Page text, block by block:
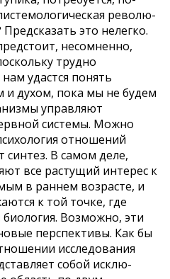
револю­
это нелегко.
несомненно,
трудно
удастся понять
духом, пока мы не будем
управляют
системы. Можно
отноше­ний
синтез. В самом деле,
все растущий интерес к
в раннем возрасте, и
к той точке, где
Возможно, эти
перспективы. Как бы
иссле­дования
собой исклю­